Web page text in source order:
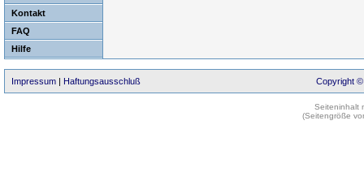
Kontakt
FAQ
Hilfe
Impressum | Haftungsausschluß Copyright ©
Seiteninhalt
(Seitengröße